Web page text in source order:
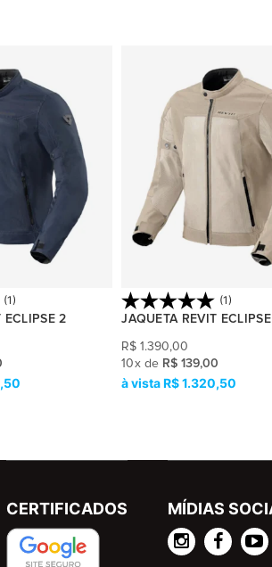
(1)
ECLIPSE 2
(1)
JAQUETA REVIT
R$ 1.390,00
10x de R$ 139,00
R$ 1.320,50
CERTIFICADOS MÍDIAS